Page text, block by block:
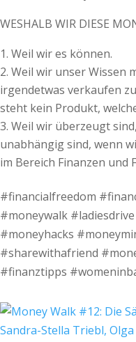
WESHALB WIR DIESE
Weil wir es können.
Weil wir unser Wissen
irgendetwas verkaufen
steht kein Produkt,
Weil wir überzeugt
unabhängig sind, wenn
im Bereich Finanzen und
#financialfreedom
#moneywalk
#moneyhacks
#sharewithafriend
#finanztipps